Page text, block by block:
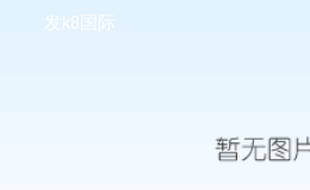
发k8国际